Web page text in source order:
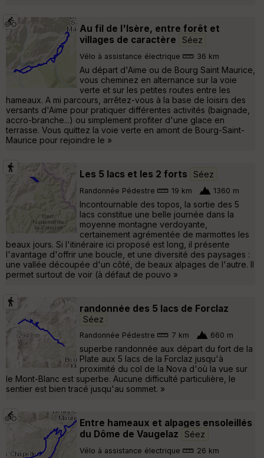
Au fil de l'Isère, entre forêt et
villages de caractère
Séez
Vélo à assistance électrique 36 km
Au départ d'Aime ou de Bourg Saint Maurice,
vous cheminez en alternance sur la voie
verte et sur les petites routes entre les
hameaux. A mi parcours, arrêtez-vous à la base de loisirs des
versants d'Aime pour pratiquer différentes activités (baignade,
accro-branche...) ou simplement profiter d'une glace en
terrasse. Vous quittez la voie verte en amont de Bourg-Saint-
Maurice pour rejoindre le »
Les 5 lacs et les 2 forts Séez
Randonnée Pédestre 19 km 1360 m
Incontournable des topos, la sortie des 5
lacs constitue une belle journée dans la
moyenne montagne verdoyante,
certainement agrémentée de marmottes les
beaux jours. Si l'itinéraire ici proposé est long, il présente
l'avantage d'offrir une boucle, et une diversité des paysages :
une vallée découpée d'un côté, de beaux alpages de l'autre. Il
permet surtout de voir (à défaut de pouvo »
randonnée des 5 lacs de Forclaz
Séez
Randonnée Pédestre 7 km 660 m
superbe randonnée aux départ du fort de la
Plate aux 5 lacs de la Forclaz jusqu'à
proximité du col de la Nova d'où la vue sur
le Mont-Blanc est superbe. Aucune difficulté particulière, le
sentier est bien tracé jusqu'au sommet. »
Entre hameaux et alpages ensoleillés
du Dôme de Vaugelaz
Séez
Vélo à assistance électrique 26 km